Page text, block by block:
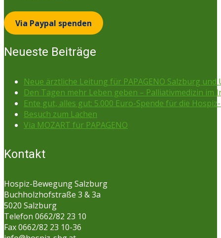
Via Paypal spenden
Neueste Beiträge
Neue ärztliche Leitung für PAPAGENO Salzburg und
Den Tagen mehr Leben geben – Palliativmedizin im
Ente gut, alles gut: 5.000 Euro-Spende für die
Besuch zum Lachen
Via MOZART für PAPAGENO
Kontakt
Hospiz-Bewegung Salzburg
Buchholzhofstraße 3 & 3a
5020 Salzburg
Telefon 0662/82 23 10
Fax 0662/82 23 10-36